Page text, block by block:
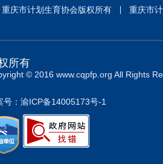
重庆市计划生育协会版权所有 重庆市
所有
© 2016 www.cqpfp.org All Rights
号：渝ICP备14005173号-1